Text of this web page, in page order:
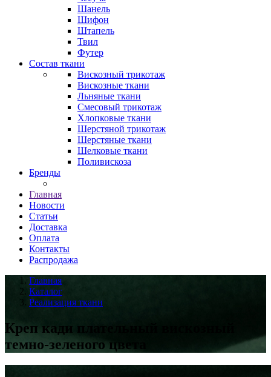
Шанель
Шифон
Штапель
Твил
Футер
Состав ткани
Вискозный трикотаж
Вискозные ткани
Льняные ткани
Смесовый трикотаж
Хлопковые ткани
Шерстяной трикотаж
Шерстяные ткани
Шелковые ткани
Поливискоза
Бренды
Главная
Новости
Статьи
Доставка
Оплата
Контакты
Распродажа
Главная
Каталог
Реализация ткани
Креп кади плательный вискозный
темно-зеленого цвета